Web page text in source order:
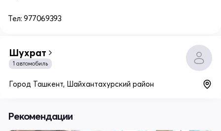
Тел: 977069393
Шухрат
1 автомобиль
Город Ташкент, Шайхантахурский район
Рекомендации